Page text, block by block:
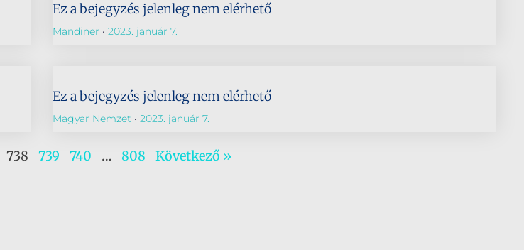
Ez a bejegyzés jelenleg nem elérhető
Mandiner 2023. január 7.
Ez a bejegyzés jelenleg nem elérhető
Magyar Nemzet 2023. január 7.
738 739 740 … 808 Következő »